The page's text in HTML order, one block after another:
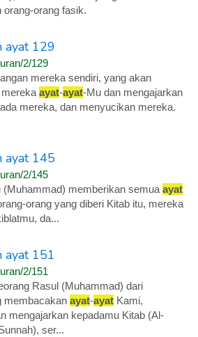
orang-orang fasik.
ayat 129
2/129
mereka sendiri, yang akan
ayat-ayat-Mu dan mengajarkan
mereka, dan menyucikan mereka.
ayat 145
2/145
(Muhammad) memberikan semua ayat
orang yang diberi Kitab itu, mereka
da...
ayat 151
2/151
Rasul (Muhammad) dari
membacakan ayat-ayat Kami,
mengajarkan kepadamu Kitab (Al-
ser...